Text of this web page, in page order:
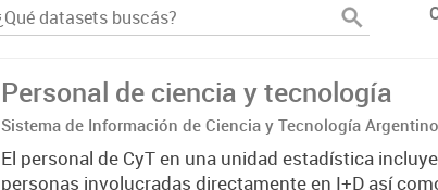
Personal de ciencia y tecnología
Sistema de Información de Ciencia y Tecnología Argentino
El personal de CyT en una unidad estadística
personas involucradas directamente en I+D así